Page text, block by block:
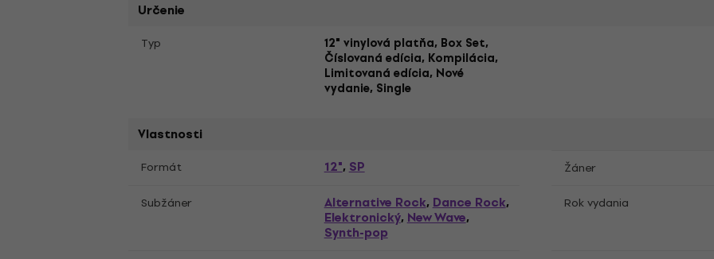
Určenie
Typ
12" vinylová platňa, Box Set,
Číslovaná edícia, Kompilácia,
Limitovaná edícia, Nové
vydanie, Single
Vlastnosti
Formát 12",SP
Žáner
Subžáner
Alternative Rock,Dance Rock,
Elektronický,New Wave,
Synth-pop
Rok vydania